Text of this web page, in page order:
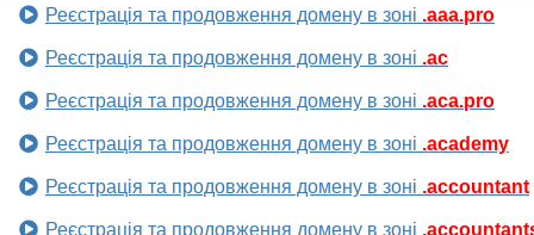
Реєстрація та продовження домену в зоні .aaa.pro
Реєстрація та продовження домену в зоні .ac
Реєстрація та продовження домену в зоні .aca.pro
Реєстрація та продовження домену в зоні .academy
Реєстрація та продовження домену в зоні .accountant
Реєстрація та продовження домену в зоні